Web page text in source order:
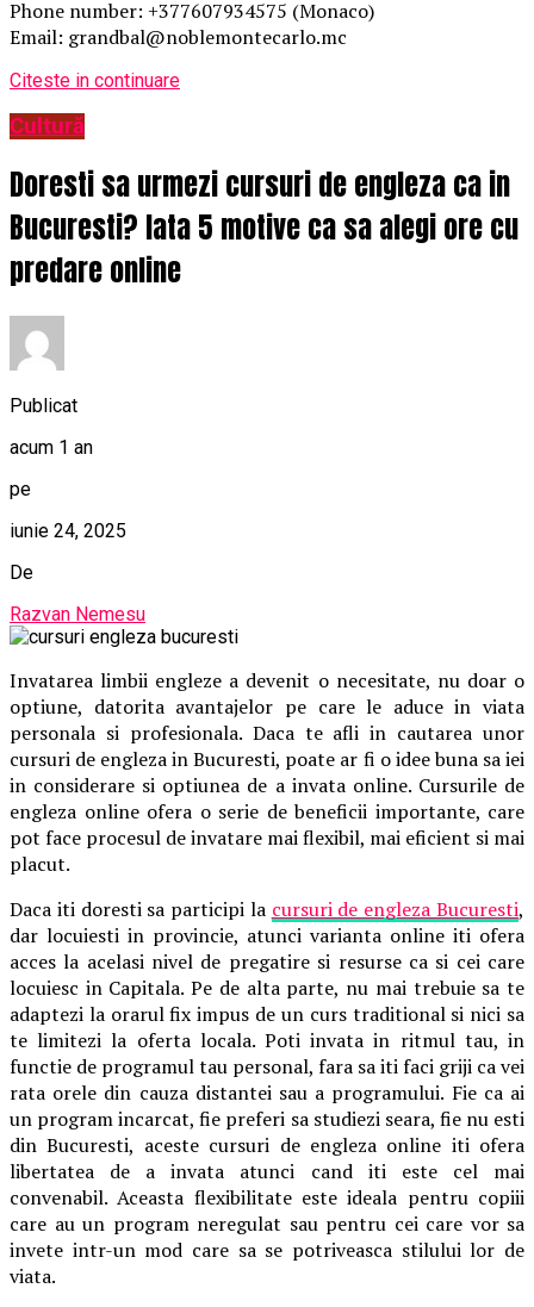
Phone number: +377607934575 (Monaco)
Email: grandbal@noblemontecarlo.mc
Citeste in continuare
Cultură
Doresti sa urmezi cursuri de engleza ca in
Bucuresti? Iata 5 motive ca sa alegi ore cu
predare online
Publicat
acum 1 an
pe
iunie 24, 2025
De
Razvan Nemesu
Invatarea limbii engleze a devenit o necesitate, nu doar o
optiune, datorita avantajelor pe care le aduce in viata
personala si profesionala. Daca te afli in cautarea unor
cursuri de engleza in Bucuresti, poate ar fi o idee buna sa iei
in considerare si optiunea de a invata online. Cursurile de
engleza online ofera o serie de beneficii importante, care
pot face procesul de invatare mai flexibil, mai eficient si mai
placut.
Daca iti doresti sa participi la cursuri de engleza Bucuresti,
dar locuiesti in provincie, atunci varianta online iti ofera
acces la acelasi nivel de pregatire si resurse ca si cei care
locuiesc in Capitala. Pe de alta parte, nu mai trebuie sa te
adaptezi la orarul fix impus de un curs traditional si nici sa
te limitezi la oferta locala. Poti invata in ritmul tau, in
functie de programul tau personal, fara sa iti faci griji ca vei
rata orele din cauza distantei sau a programului. Fie ca ai
un program incarcat, fie preferi sa studiezi seara, fie nu esti
din Bucuresti, aceste cursuri de engleza online iti ofera
libertatea de a invata atunci cand iti este cel mai
convenabil. Aceasta flexibilitate este ideala pentru copiii
care au un program neregulat sau pentru cei care vor sa
invete intr-un mod care sa se potriveasca stilului lor de
viata.